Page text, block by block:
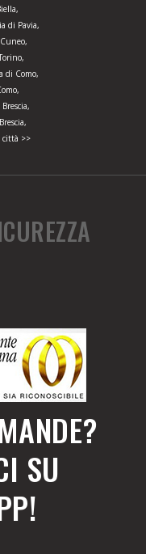
di Pavia,
di Como,
città >>
SU